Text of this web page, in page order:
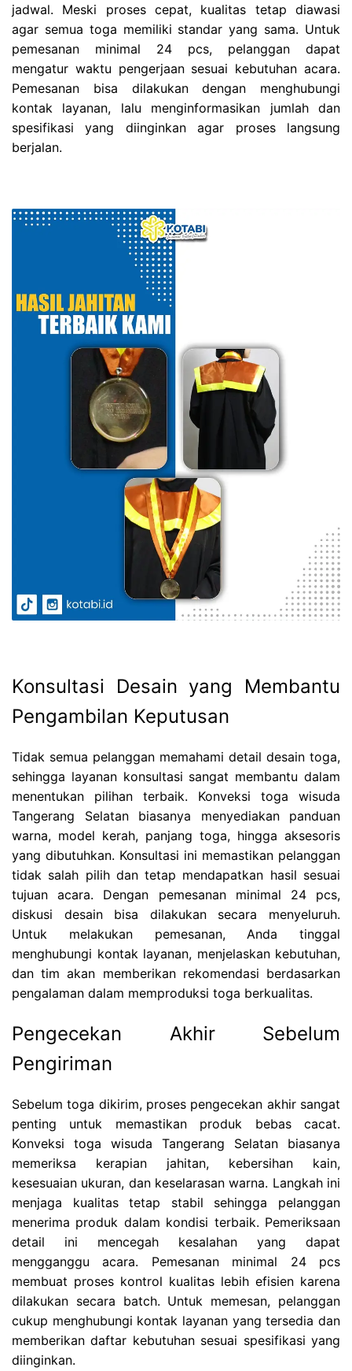
jadwal. Meski proses cepat, kualitas tetap diawasi
agar semua toga memiliki standar yang sama. Untuk
pemesanan minimal 24 pcs, pelanggan dapat
mengatur waktu pengerjaan sesuai kebutuhan acara.
Pemesanan bisa dilakukan dengan menghubungi
kontak layanan, lalu menginformasikan jumlah dan
spesifikasi yang diinginkan agar proses langsung
berjalan.
Konsultasi Desain yang Membantu
Pengambilan Keputusan
Tidak semua pelanggan memahami detail desain toga,
sehingga layanan konsultasi sangat membantu dalam
menentukan pilihan terbaik. Konveksi toga wisuda
Tangerang Selatan biasanya menyediakan panduan
warna, model kerah, panjang toga, hingga aksesoris
yang dibutuhkan. Konsultasi ini memastikan pelanggan
tidak salah pilih dan tetap mendapatkan hasil sesuai
tujuan acara. Dengan pemesanan minimal 24 pcs,
diskusi desain bisa dilakukan secara menyeluruh.
Untuk melakukan pemesanan, Anda tinggal
menghubungi kontak layanan, menjelaskan kebutuhan,
dan tim akan memberikan rekomendasi berdasarkan
pengalaman dalam memproduksi toga berkualitas.
Pengecekan Akhir Sebelum
Pengiriman
Sebelum toga dikirim, proses pengecekan akhir sangat
penting untuk memastikan produk bebas cacat.
Konveksi toga wisuda Tangerang Selatan biasanya
memeriksa kerapian jahitan, kebersihan kain,
kesesuaian ukuran, dan keselarasan warna. Langkah ini
menjaga kualitas tetap stabil sehingga pelanggan
menerima produk dalam kondisi terbaik. Pemeriksaan
detail ini mencegah kesalahan yang dapat
mengganggu acara. Pemesanan minimal 24 pcs
membuat proses kontrol kualitas lebih efisien karena
dilakukan secara batch. Untuk memesan, pelanggan
cukup menghubungi kontak layanan yang tersedia dan
memberikan daftar kebutuhan sesuai spesifikasi yang
diinginkan.